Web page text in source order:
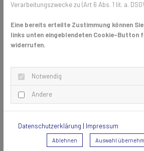
und starken Kopfschmerzen einher.
Krankheit auch Knochenbrecher-
Chikungunya:Auch Chikungunya ist
Therapie gibt es nicht.
Zika-Virus:Obwohl das Zika-Virus
harmlos bis gar nicht äußert, kann es
schwangere Frauen und Neugeborene
Verbindung gebracht, das heißt einem
der mit einer geistigen Behinderung
Verarbeitungszwecke zu (Art 6 Abs. 1 lit. a.
Eine bereits erteilte Zustimmung können
links unten eingeblendeten Cookie-Button
widerrufen.
Notwendig
Andere
Datenschutzerklärung | Impressum
Ablehnen Auswahl